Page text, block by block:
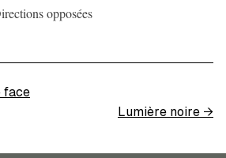
opposées
face
Lumière noire →